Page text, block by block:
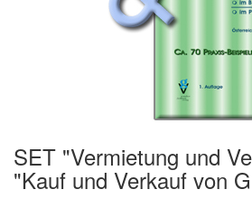
SET "Vermietung und
"Kauf und Verkauf von